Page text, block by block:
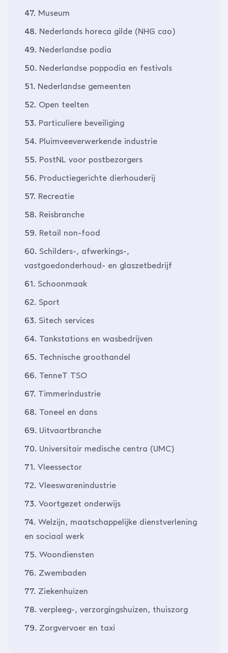
47. Museum
48. Nederlands horeca gilde (NHG cao)
49. Nederlandse podia
50. Nederlandse poppodia en festivals
51. Nederlandse gemeenten
52. Open teelten
53. Particuliere beveiliging
54. Pluimveeverwerkende industrie
55. PostNL voor postbezorgers
56. Productiegerichte dierhouderij
57. Recreatie
58. Reisbranche
59. Retail non-food
60. Schilders-, afwerkings-,
vastgoedonderhoud- en glaszetbedrijf
61. Schoonmaak
62. Sport
63. Sitech services
64. Tankstations en wasbedrijven
65. Technische groothandel
66. TenneT TSO
67. Timmerindustrie
68. Toneel en dans
69. Uitvaartbranche
70. Universitair medische centra (UMC)
71. Vleessector
72. Vleeswarenindustrie
73. Voortgezet onderwijs
74. Welzijn, maatschappelijke dienstverlening
en sociaal werk
75. Woondiensten
76. Zwembaden
77. Ziekenhuizen
78. verpleeg-, verzorgingshuizen, thuiszorg
79. Zorgvervoer en taxi